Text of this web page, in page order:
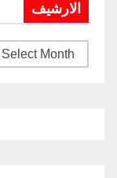
الارشيف